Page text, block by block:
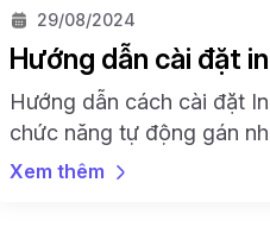
29/08/2024
Hướng dẫn cài đặt
Hướng dẫn cách cài đặt
chức năng tự động gán
động tương tác và trả lời
Xem thêm